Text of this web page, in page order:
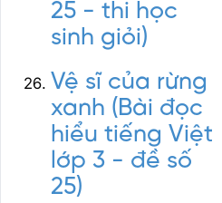
25 - thi học
sinh giỏi)
Vệ sĩ của rừng
xanh (Bài đọc
hiểu tiếng Việt
lớp 3 - đề số
25)